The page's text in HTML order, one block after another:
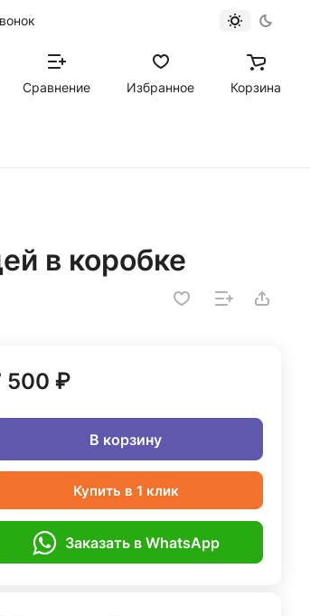
Сравнение Избранное Корзина
в коробке
500 ₽
В корзину
Купить в 1 клик
Заказать в WhatsApp